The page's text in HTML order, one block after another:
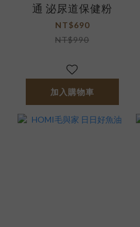
通 泌尿道保健粉
NT$690
NT$990
加入購物車